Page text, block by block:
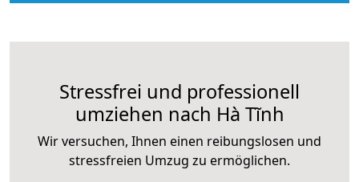
Stressfrei und professionell
umziehen nach Hà Tĩnh
Wir versuchen, Ihnen einen reibungslosen und
stressfreien Umzug zu ermöglichen.